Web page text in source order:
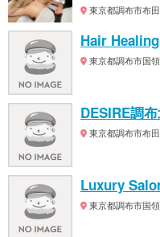
東京都調布市布
Hair
東京都調布市国
DESIRE調
東京都調布市布
Luxury
東京都調布市国